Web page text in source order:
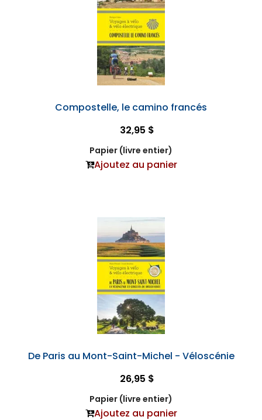
Compostelle, le camino francés
32,95 $
Papier (livre entier)
Ajoutez au panier
De Paris au Mont-Saint-Michel - Véloscénie
26,95 $
Papier (livre entier)
Ajoutez au panier